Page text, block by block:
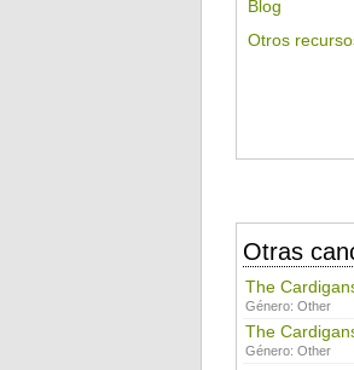
Blog
Otros
Otras
The
Género: Other
The
Género: Other